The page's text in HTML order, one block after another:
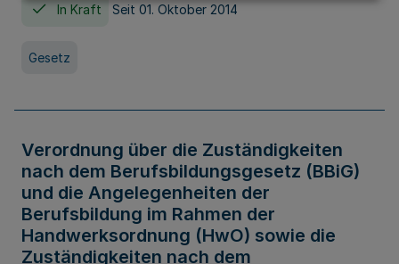
In Kraft Seit 01. Oktober 2014
Gesetz
Verordnung über die Zuständigkeiten
nach dem Berufsbildungsgesetz (BBiG)
und die Angelegenheiten der
Berufsbildung im Rahmen der
Handwerksordnung (HwO) sowie die
Zuständigkeiten nach dem